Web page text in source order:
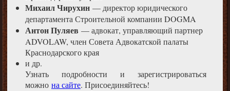
Михаил Чирухин — директор юридического
департамента Строительной компании DOGMA
Антон Пуляев — адвокат, управляющий партнер
ADVOLAW, член Совета Адвокатской палаты
Краснодарского края
и др.
Узнать подробности и зарегистрироваться
можно на сайте. Присоединяйтесь!